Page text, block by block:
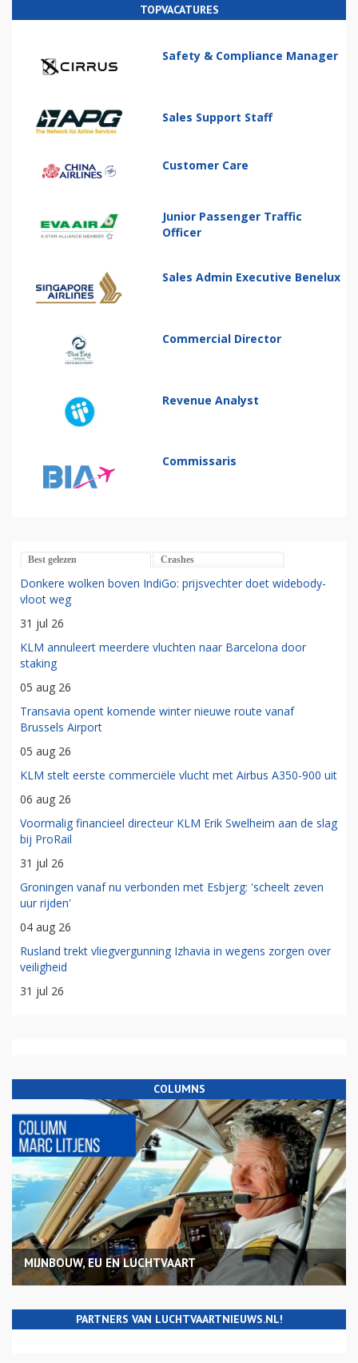
TOPVACATURES
Safety & Compliance Manager
Sales Support Staff
Customer Care
Junior Passenger Traffic
Officer
Sales Admin Executive Benelux
Commercial Director
Revenue Analyst
Commissaris
Best gelezen Crashes
Donkere wolken boven IndiGo: prijsvechter doet widebody-
vloot weg
31 jul 26
KLM annuleert meerdere vluchten naar Barcelona door
staking
05 aug 26
Transavia opent komende winter nieuwe route vanaf
Brussels Airport
05 aug 26
KLM stelt eerste commerciële vlucht met Airbus A350-900 uit
06 aug 26
Voormalig financieel directeur KLM Erik Swelheim aan de slag
bij ProRail
31 jul 26
Groningen vanaf nu verbonden met Esbjerg: 'scheelt zeven
uur rijden'
04 aug 26
Rusland trekt vliegvergunning Izhavia in wegens zorgen over
veiligheid
31 jul 26
COLUMNS
MIJNBOUW, EU EN LUCHTVAART
PARTNERS VAN LUCHTVAARTNIEUWS.NL!